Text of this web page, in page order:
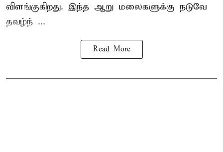
விளங்குகிறது. இந்த ஆறு மலைகளுக்கு நடுவே
தவழ்ந் ...
Read More